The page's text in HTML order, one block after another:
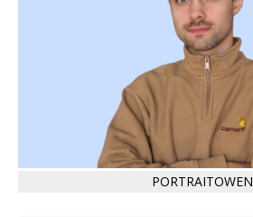
PORTRAITOWEN